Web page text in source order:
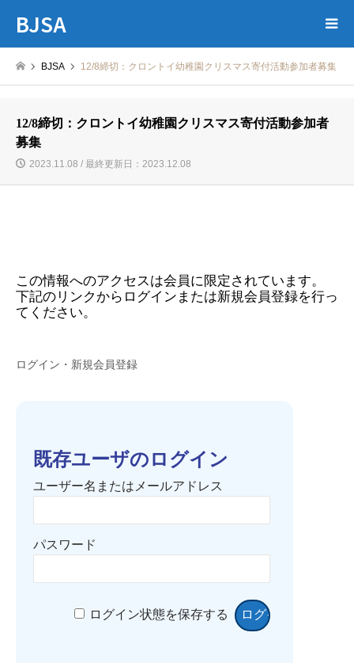
BJSA
BJSA 12/8締切：クロントイ幼稚園クリスマス寄付活動参加者募集
12/8締切：クロントイ幼稚園クリスマス寄付活動参加者
募集
2023.11.08 / 最終更新日：2023.12.08
この情報へのアクセスは会員に限定されています。
下記のリンクからログインまたは新規会員登録を行っ
てください。
ログイン・新規会員登録
既存ユーザのログイン
ユーザー名またはメールアドレス
パスワード
ログイン状態を保存する